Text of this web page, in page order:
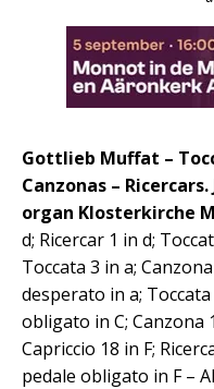
Gottlieb Muffat –
Canzonas –
organ Klosterkirche
d; Ricercar 1 in d;
Toccata 3 in a;
desperato in a;
obligato in C; Canzona
Capriccio 18 in F;
pedale obligato in F –